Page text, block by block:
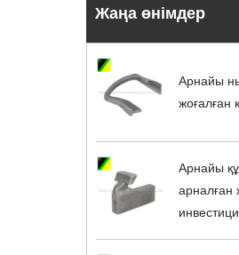
Жаңа өнімдер
Арнайы
жоғалған
Арнайы
арналған